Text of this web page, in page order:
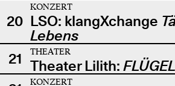
20
KONZERT
LSO: klangXchange
Lebens
21
THEATER
Theater Lilith:
KONZERT